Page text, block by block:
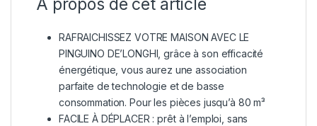
À propos de cet article
RAFRAICHISSEZ VOTRE MAISON AVEC LE
PINGUINO DE’LONGHI, grâce à son efficacité
énergétique, vous aurez une association
parfaite de technologie et de basse
consommation. Pour les pièces jusqu’à 80 m³
FACILE À DÉPLACER : prêt à l’emploi, sans